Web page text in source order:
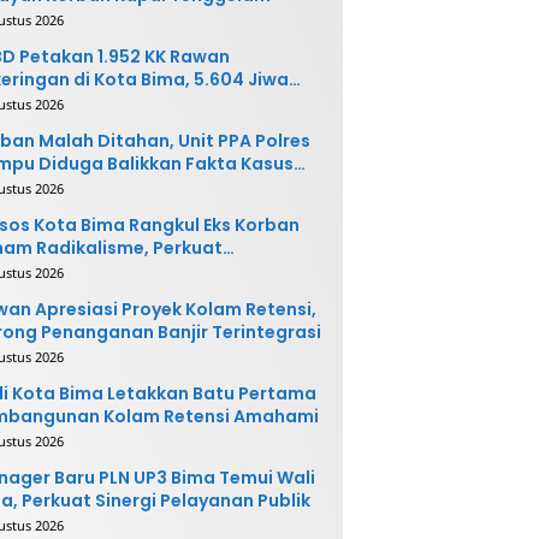
2026
Petakan 1.952 KK Rawan
di Kota Bima, 5.604 Jiwa
Terdampak
2026
Malah Ditahan, Unit PPA Polres
Diduga Balikkan Fakta Kasus
2026
Kota Bima Rangkul Eks Korban
Radikalisme, Perkuat
Sosial
2026
Apresiasi Proyek Kolam Retensi,
Penanganan Banjir Terintegrasi
2026
Kota Bima Letakkan Batu Pertama
Kolam Retensi Amahami
2026
Baru PLN UP3 Bima Temui Wali
Perkuat Sinergi Pelayanan Publik
2026